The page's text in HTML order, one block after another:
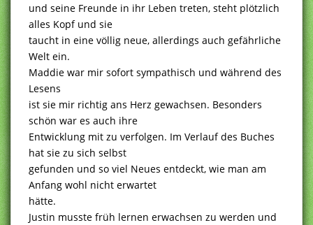
und seine Freunde in ihr Leben treten, steht plötzlich
alles Kopf und sie
taucht in eine völlig neue, allerdings auch gefährliche
Welt ein.
Maddie war mir sofort sympathisch und während des
Lesens
ist sie mir richtig ans Herz gewachsen. Besonders
schön war es auch ihre
Entwicklung mit zu verfolgen. Im Verlauf des Buches
hat sie zu sich selbst
gefunden und so viel Neues entdeckt, wie man am
Anfang wohl nicht erwartet
hätte.
Justin musste früh lernen erwachsen zu werden und